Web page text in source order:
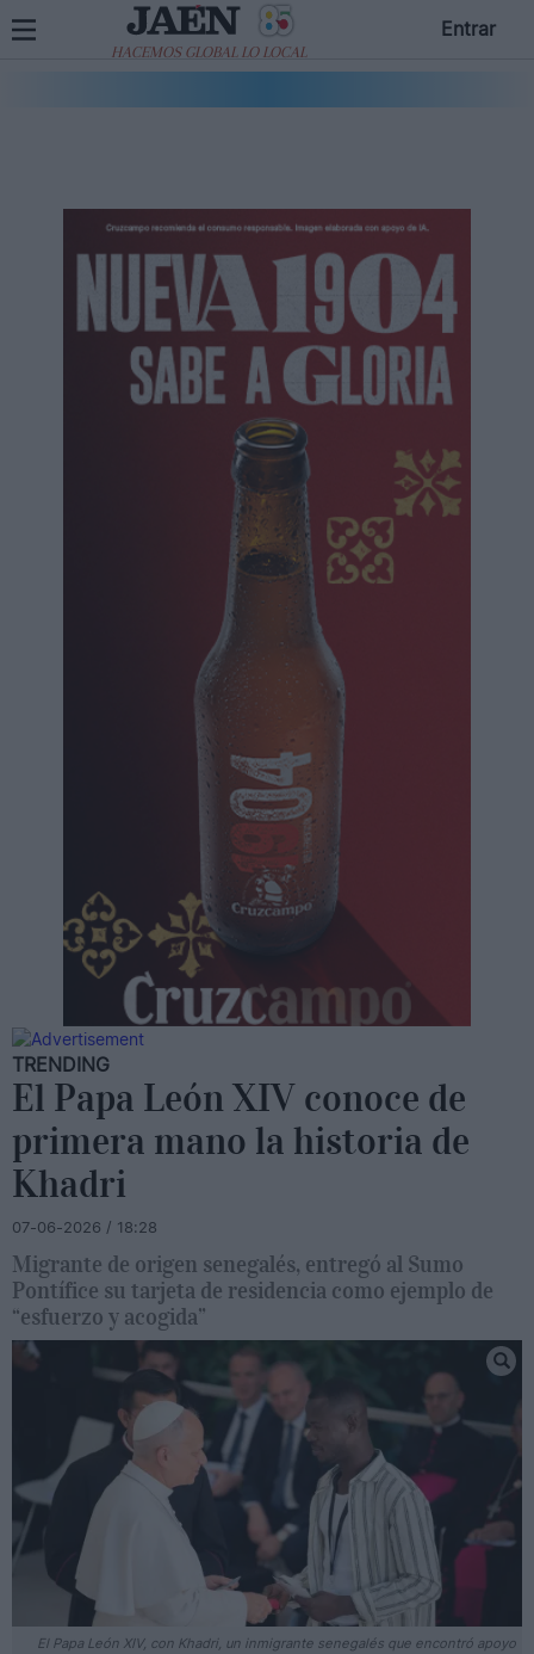
HACEMOS GLOBAL LO LOCAL
Entrar
TRENDING
El Papa León XIV conoce de
primera mano la historia de
Khadri
07-06-2026 / 18:28
Migrante de origen senegalés, entregó al Sumo
Pontífice su tarjeta de residencia como ejemplo de
“esfuerzo y acogida”
El Papa León XIV, con Khadri, un inmigrante senegalés que encontró apoyo